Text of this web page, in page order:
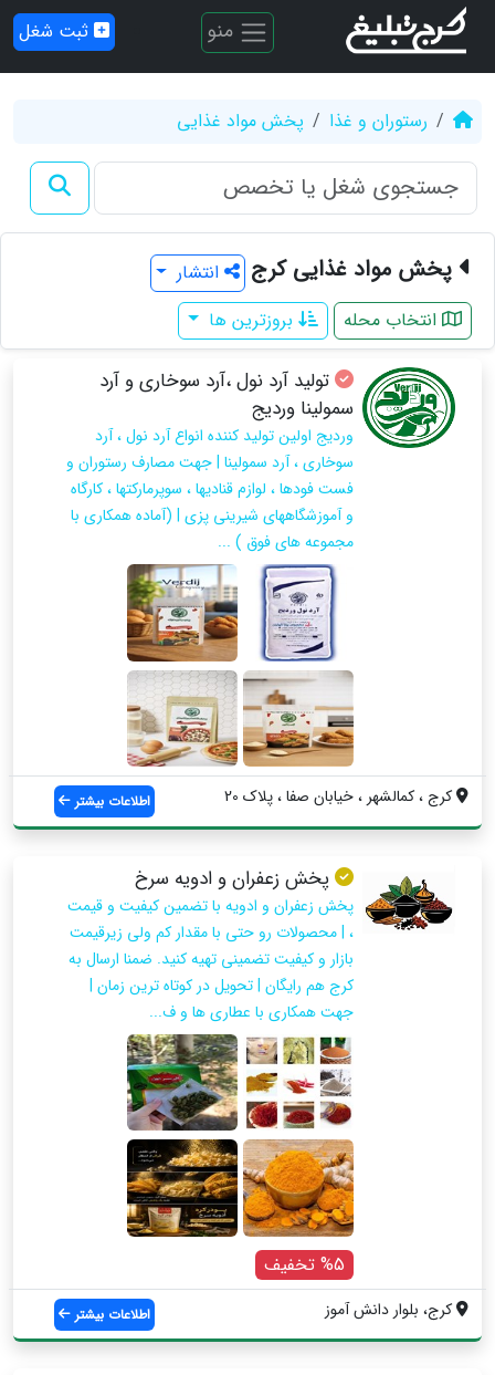
منو ثبت شغل
رستوران و غذا پخش مواد غذایی
پخش مواد غذایی کرج
انتشار
انتخاب محله
بروزترین ها
تولید آرد نول ،آرد سوخاری و آرد
سمولینا وردیج
وردیج اولین تولید کننده انواع آرد نول ، آرد
سوخاری ، آرد سمولینا | جهت مصارف رستوران و
فست فودها ، لوازم قنادیها ، سوپرمارکتها ، کارگاه
و آموزشگاههای شیرینی پزی | (آماده همکاری با
مجموعه های فوق ) ...
کرج ، کمالشهر ، خیابان صفا ، پلاک 20 اطلاعات بیشتر
پخش زعفران و ادویه سرخ
پخش زعفران و ادویه با تضمین کیفیت و قیمت
، | محصولات رو حتی با مقدار کم ولی زیرقیمت
بازار و کیفیت تضمینی تهیه کنید. ضمنا ارسال به
کرج هم رایگان | تحویل در کوتاه ترین زمان |
جهت همکاری با عطاری ها و ف...
%5 تخفیف
کرج، بلوار دانش آموز اطلاعات بیشتر